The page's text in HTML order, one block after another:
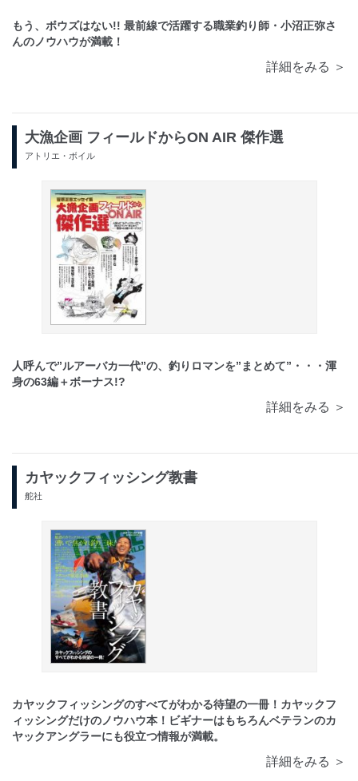
もう、ボウズはない!! 最前線で活躍する職業釣り師・小沼正弥さ
んのノウハウが満載！
詳細をみる ＞
大漁企画 フィールドからON AIR 傑作選
アトリエ・ボイル
人呼んで”ルアーバカ一代”の、釣りロマンを”まとめて”・・・渾
身の63編＋ボーナス!?
詳細をみる ＞
カヤックフィッシング教書
舵社
カヤックフィッシングのすべてがわかる待望の一冊！カヤックフ
ィッシングだけのノウハウ本！ビギナーはもちろんベテランのカ
ヤックアングラーにも役立つ情報が満載。
詳細をみる ＞